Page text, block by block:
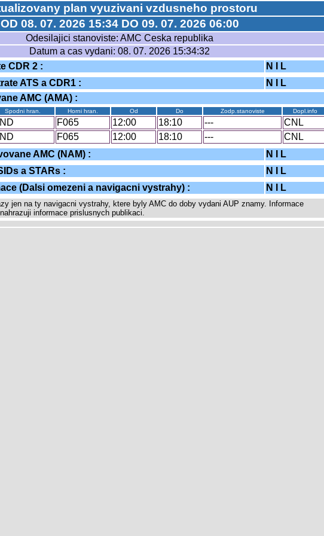
plan vyuzivani vzdusneho prostoru
OD 08. 07. 2026 15:34 DO 09. 07. 2026 06:00
Odesilajici stanoviste: AMC Ceska republika
Datum a cas vydani: 08. 07. 2026 15:34:32
CDR 2 :
N I L
ATS a CDR1 :
N I L
AMC (AMA) :
Spodni hran. Horni hran. Od Do Zodp.stanoviste Dopl.info
F065 12:00 18:10 ---
CNL
F065 12:00 18:10 ---
CNL
AMC (NAM) :
N I L
a STARs :
N I L
(Dalsi omezeni a navigacni vystrahy) :
N I L
jen na ty navigacni vystrahy, ktere byly AMC do doby vydani AUP znamy. Informace
informace prislusnych publikaci.